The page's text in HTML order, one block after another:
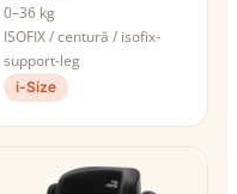
0–36 kg
ISOFIX / centură / isofix-
support-leg
i-Size